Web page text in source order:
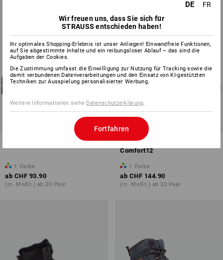
S3 Sicherheitsstiefel Augsburg
1 Farbe
ab CHF 93.90
(m. MwSt.) ab 20 Paar
S3 Winter-Sicherheitsstiefel
Comfort12
1 Farbe
ab CHF 144.90
(m. MwSt.) ab 20 Paar
DE
FR
Wir freuen uns, dass Sie sich für
STRAUSS entschieden haben!
Ihr optimales Shopping-Erlebnis ist unser Anliegen! Einwandfreie Funktionen,
auf Sie abgestimmte Inhalte und ein reibungsloser Ablauf – das sind die
Aufgaben der Cookies.
Die Zustimmung umfasst die Einwilligung zur Nutzung für Tracking sowie die
damit verbundenen Datenverarbeitungen und den Einsatz von KI-gestützten
Techniken zur Ausspielung personalisierter Werbung.
Weitere Informationen siehe Datenschutzerklärung
Fortfahren